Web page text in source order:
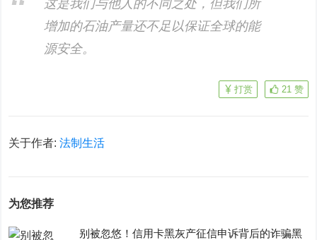
这是我们与他人的不同之处，但我们所
增加的石油产量还不足以保证全球的能
源安全。
21 赞
打赏
关于作者:法制生活
为您推荐
别被忽悠！信用卡黑灰产征信申诉背后的诈骗黑